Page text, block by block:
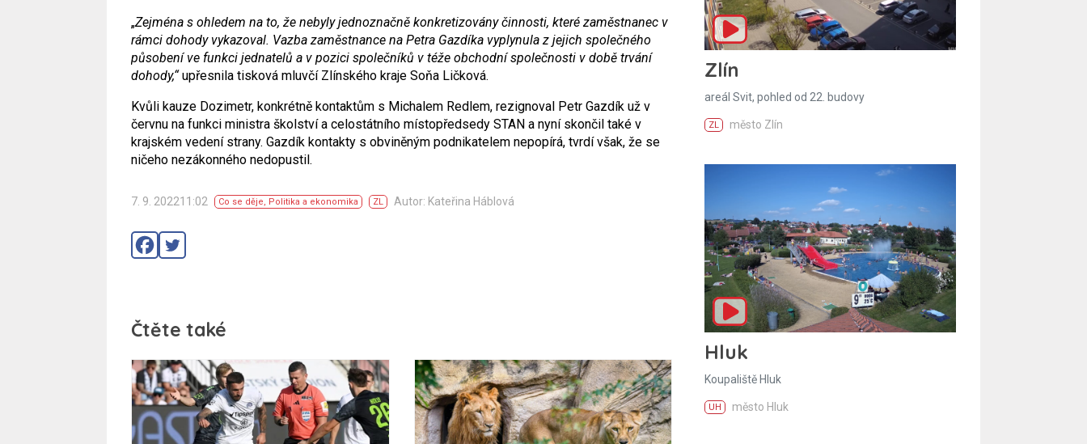
„Zejména s ohledem na to, že nebyly jednoznačně konkretizovány činnosti, které zaměstnanec v
rámci dohody vykazoval. Vazba zaměstnance na Petra Gazdíka vyplynula z jejich společného
působení ve funkci jednatelů a v pozici společníků v téže obchodní společnosti v době trvání
dohody,“upřesnila tisková mluvčí Zlínského kraje Soňa Ličková.
Kvůli kauze Dozimetr, konkrétně kontaktům s Michalem Redlem, rezignoval Petr Gazdík už v
červnu na funkci ministra školství a celostátního místopředsedy STAN a nyní skončil také v
krajském vedení strany. Gazdík kontakty s obviněným podnikatelem nepopírá, tvrdí však, že se
ničeho nezákonného nedopustil.
7. 9. 202211:02 Co se děje Politika a ekonomika ZL Autor: Kateřina Háblová
Čtěte také
Zlín
areál Svit, pohled od 22. budovy
ZL město Zlín
Hluk
Koupaliště Hluk
UH město Hluk